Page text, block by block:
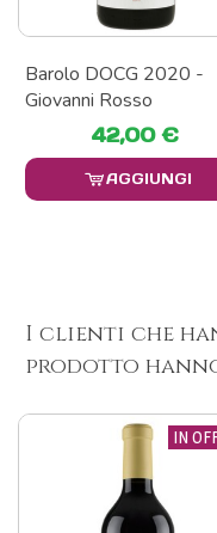
Barolo DOCG 2020 -
Giovanni Rosso
42,00 €
AGGIUNGI
I clienti che
prodotto
IN